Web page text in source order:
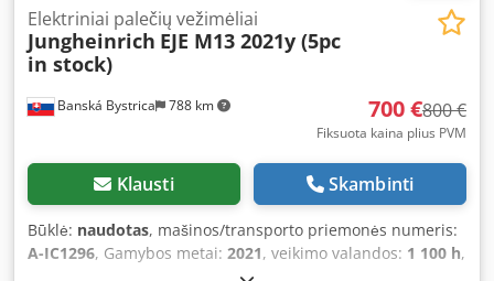
Banská Bystrica 788 km
Elektriniai palečių vežimėliai
Jungheinrich EJE M13 2021y (5pc
in stock)
700 €800 €
Fiksuota kaina plius PVM
Klausti Skambinti
Būklė: naudotas, mašinos/transporto priemonės numeris:
A-IC1296, Gamybos metai: 2021, veikimo valandos: 1 100 h,
, kuro tipas: